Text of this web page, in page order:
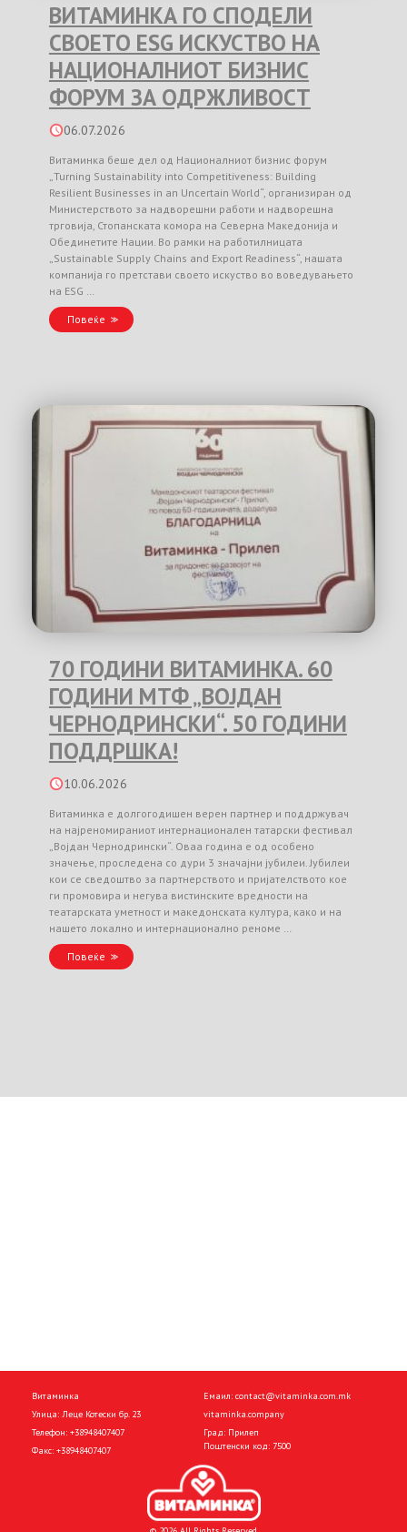
ВИТАМИНКА ГО СПОДЕЛИ
СВОЕТО ESG ИСКУСТВО НА
НАЦИОНАЛНИОТ БИЗНИС
ФОРУМ ЗА ОДРЖЛИВОСТ
06.07.2026
Витаминка беше дел од Националниот бизнис форум
„Turning Sustainability into Competitiveness: Building
Resilient Businesses in an Uncertain World“, организиран од
Министерството за надворешни работи и надворешна
трговија, Стопанската комора на Северна Македонија и
Обединетите Нации. Во рамки на работилницата
„Sustainable Supply Chains and Export Readiness“, нашата
компанија го претстави своето искуство во воведувањето
на ESG …
Повеќе
70 ГОДИНИ ВИТАМИНКА. 60
ГОДИНИ МТФ „ВОЈДАН
ЧЕРНОДРИНСКИ“. 50 ГОДИНИ
ПОДДРШКА!
10.06.2026
Витаминка е долгогодишен верен партнер и поддржувач
на најреномираниот интернационален татарски фестивал
„Војдан Чернодрински“. Оваа година е од особено
значење, проследена со дури 3 значајни јубилеи. Јубилеи
кои се сведоштво за партнерството и пријателството кое
ги промовира и негува вистинските вредности на
театарската уметност и македонската култура, како и на
нашето локално и интернационално реноме …
Повеќе
Витаминка
Улица: Леце Котески бр. 23
Телефон: +38948407407
Факс: +38948407407
Емаил: contact@vitaminka.com.mk
vitaminka.company
Град: Прилеп
Поштенски код: 7500